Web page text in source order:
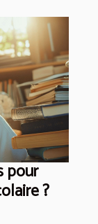
pour
?